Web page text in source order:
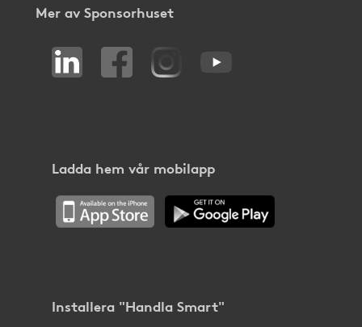
Mer av Sponsorhuset
Ladda hem vår mobilapp
Installera "Handla Smart"